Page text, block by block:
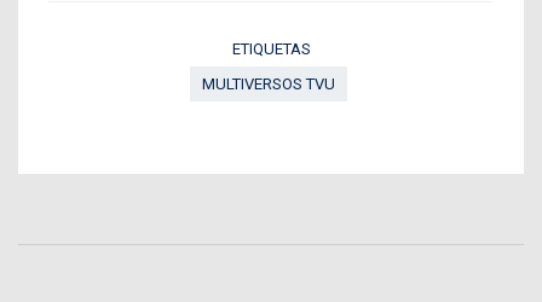
ETIQUETAS
MULTIVERSOS TVU